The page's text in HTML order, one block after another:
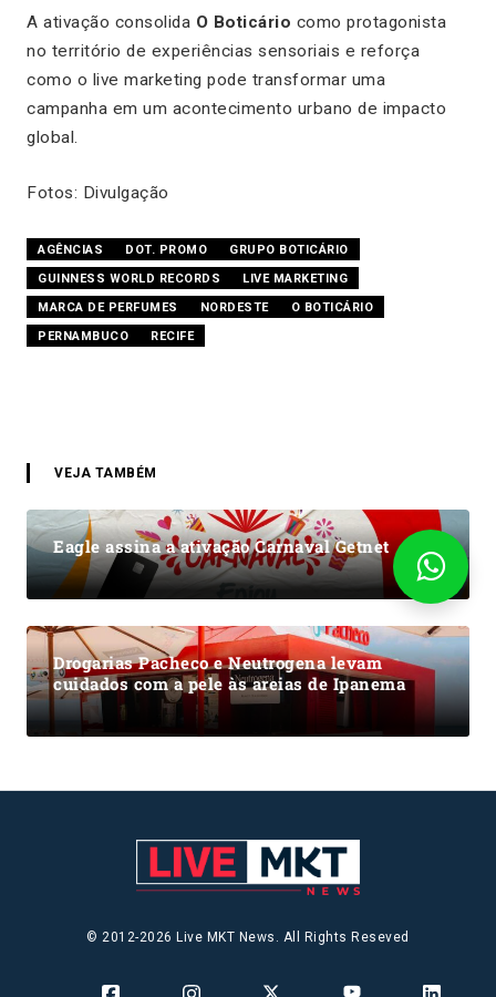
A ativação consolida O Boticário como protagonista
no território de experiências sensoriais e reforça
como o live marketing pode transformar uma
campanha em um acontecimento urbano de impacto
global.
Fotos: Divulgação
AGÊNCIAS DOT. PROMO
GRUPO BOTICÁRIO
GUINNESS WORLD RECORDS
LIVE MARKETING
MARCA DE PERFUMES
NORDESTE
O BOTICÁRIO
PERNAMBUCO
RECIFE
VEJA TAMBÉM
Eagle assina a ativação Carnaval Getnet
Drogarias Pacheco e Neutrogena levam
cuidados com a pele às areias de Ipanema
© 2012-2026 Live MKT News. All Rights Reseved